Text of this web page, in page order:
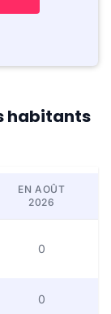
habitants
EN AOÛT
2026
0
0